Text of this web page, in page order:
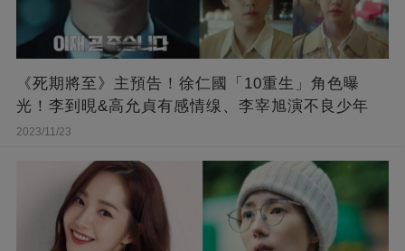
《死期將至》主預告！徐仁國「10重生」角色曝
光！李到晛&高允貞有感情缐、李宰旭演不良少年
2023/11/23